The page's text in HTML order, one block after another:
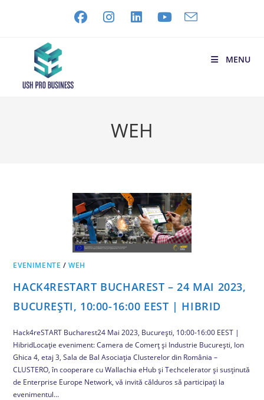
MENU
WEH
EVENIMENTE /WEH
HACK4RESTART BUCHAREST – 24 MAI 2023,
BUCUREȘTI, 10:00-16:00 EEST | HIBRID
Hack4reSTART Bucharest24 Mai 2023, București, 10:00-16:00 EEST |
HibridLocație eveniment: Camera de Comerț și Industrie București, Ion
Ghica 4, etaj 3, Sala de Bal Asociația Clusterelor din România –
CLUSTERO, în cooperare cu Wallachia eHub și Techcelerator și susținută
de Enterprise Europe Network, vă invită călduros să participați la
evenimentul…